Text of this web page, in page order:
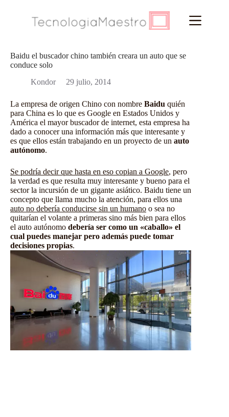
Baidu el buscador chino también creara un auto que se
conduce solo
Kondor
29 julio, 2014
La empresa de origen Chino con nombre Baidu quién
para China es lo que es Google en Estados Unidos y
América el mayor buscador de internet, esta empresa ha
dado a conocer una información más que interesante y
es que ellos están trabajando en un proyecto de un auto
autónomo.
Se podría decir que hasta en eso copian a Google, pero
la verdad es que resulta muy interesante y bueno para el
sector la incursión de un gigante asiático. Baidu tiene un
concepto que llama mucho la atención, para ellos una
auto no debería conducirse sin un humano o sea no
quitarían el volante a primeras sino más bien para ellos
el auto autónomo debería ser como un «caballo» el
cual puedes manejar pero además puede tomar
decisiones propias.